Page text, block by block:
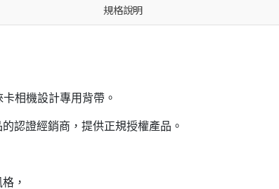
規格說明
相機設計專用背帶。
認證經銷商，提供正規授權產品。
，